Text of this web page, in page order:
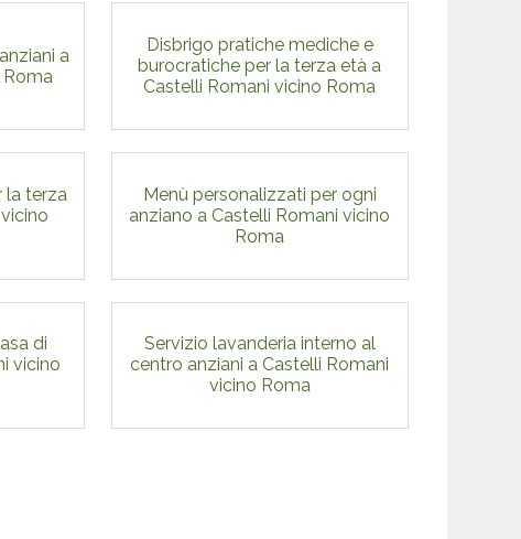
a
Disbrigo pratiche mediche e
burocratiche per la terza età a
Castelli Romani vicino Roma
la terza
Menù personalizzati per ogni
anziano a Castelli Romani vicino
Roma
di
vicino
Servizio lavanderia interno al
centro anziani a Castelli Romani
vicino Roma